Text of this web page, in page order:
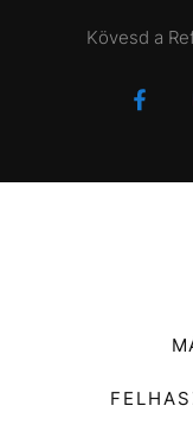
Kövesd a